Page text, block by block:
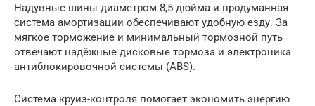
Надувные шины диаметром 8,5 дюйма и продуманная
система амортизации обеспечивают удобную езду. За
мягкое торможение и минимальный тормозной путь
отвечают надёжные дисковые тормоза и электроника
антиблокировочной системы (ABS).
Система круиз-контроля помогает экономить энергию